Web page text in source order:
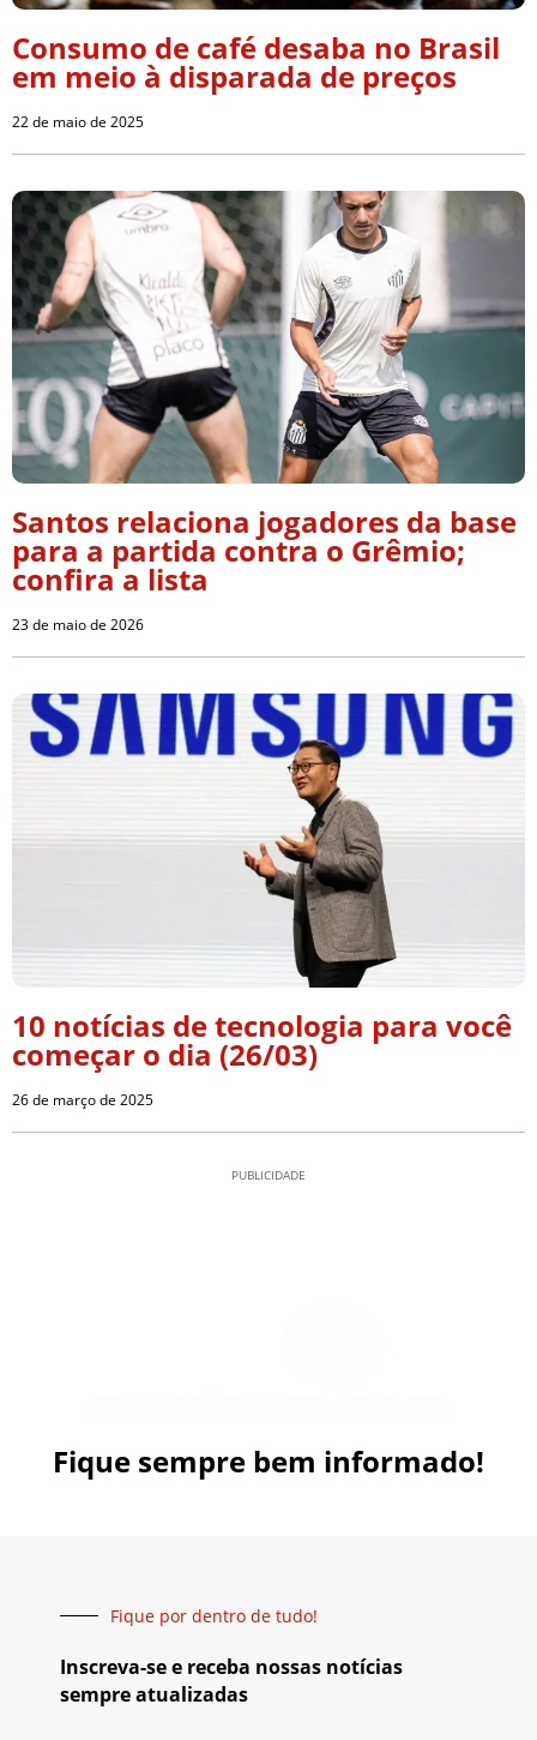
Consumo de café desaba no Brasil
em meio à disparada de preços
22 de maio de 2025
Santos relaciona jogadores da base
para a partida contra o Grêmio;
confira a lista
23 de maio de 2026
10 notícias de tecnologia para você
começar o dia (26/03)
26 de março de 2025
PUBLICIDADE
Fique sempre bem informado!
Fique por dentro de tudo!
Inscreva-se e receba nossas notícias
sempre atualizadas